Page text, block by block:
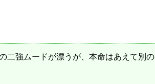
二強ムードが漂うが、本命はあえて別の